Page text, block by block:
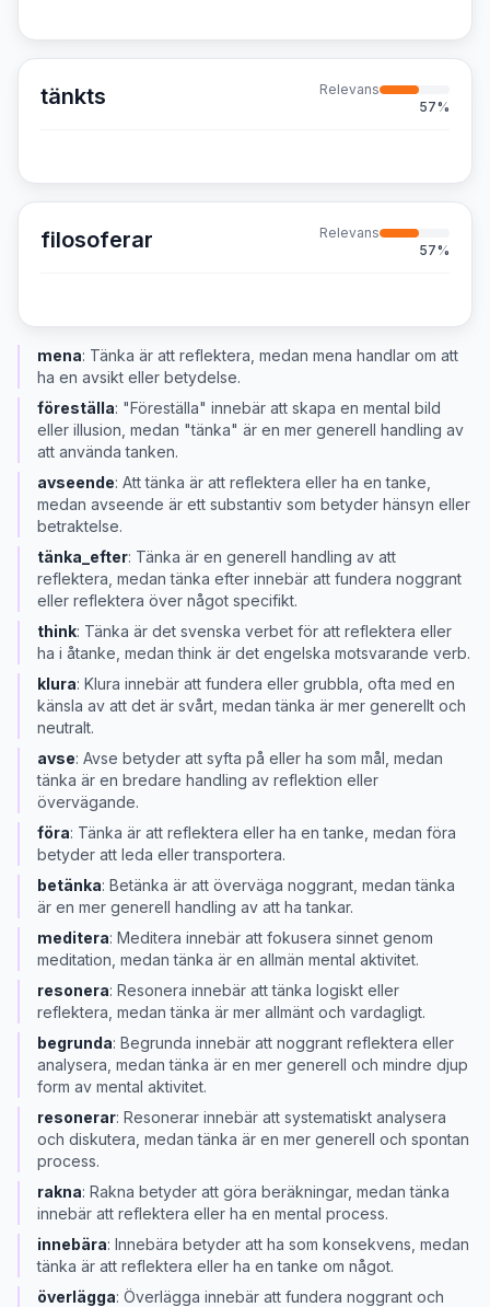
tänkts
Relevans
57%
filosoferar
Relevans
57%
mena: Tänka är att reflektera, medan mena handlar om att
ha en avsikt eller betydelse.
föreställa: "Föreställa" innebär att skapa en mental bild
eller illusion, medan "tänka" är en mer generell handling av
att använda tanken.
avseende: Att tänka är att reflektera eller ha en tanke,
medan avseende är ett substantiv som betyder hänsyn eller
betraktelse.
tänka_efter: Tänka är en generell handling av att
reflektera, medan tänka efter innebär att fundera noggrant
eller reflektera över något specifikt.
think: Tänka är det svenska verbet för att reflektera eller
ha i åtanke, medan think är det engelska motsvarande verb.
klura: Klura innebär att fundera eller grubbla, ofta med en
känsla av att det är svårt, medan tänka är mer generellt och
neutralt.
avse: Avse betyder att syfta på eller ha som mål, medan
tänka är en bredare handling av reflektion eller
övervägande.
föra: Tänka är att reflektera eller ha en tanke, medan föra
betyder att leda eller transportera.
betänka: Betänka är att överväga noggrant, medan tänka
är en mer generell handling av att ha tankar.
meditera: Meditera innebär att fokusera sinnet genom
meditation, medan tänka är en allmän mental aktivitet.
resonera: Resonera innebär att tänka logiskt eller
reflektera, medan tänka är mer allmänt och vardagligt.
begrunda: Begrunda innebär att noggrant reflektera eller
analysera, medan tänka är en mer generell och mindre djup
form av mental aktivitet.
resonerar: Resonerar innebär att systematiskt analysera
och diskutera, medan tänka är en mer generell och spontan
process.
rakna: Rakna betyder att göra beräkningar, medan tänka
innebär att reflektera eller ha en mental process.
innebära: Innebära betyder att ha som konsekvens, medan
tänka är att reflektera eller ha en tanke om något.
överlägga: Överlägga innebär att fundera noggrant och